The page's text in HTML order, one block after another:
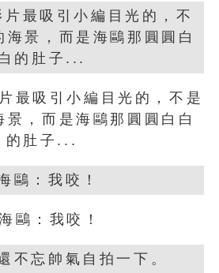
最吸引小編目光的，不是
景，而是海鷗那圓圓白白
的肚子...
鷗：我咬！